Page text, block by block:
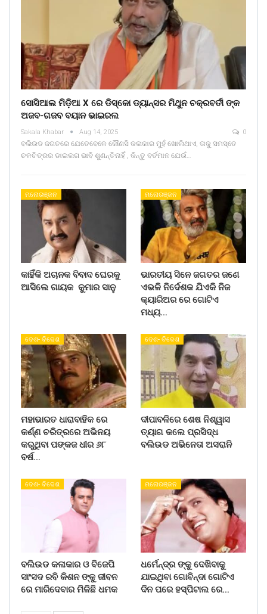
ସୋସିଆଲ ମିଡ଼ିଆ X ରେ ଡିସ୍କୋ ଡ୍ୟାନ୍ସର ମିଥୁନ ଚକ୍ରବର୍ତୀ ଙ୍କ
ଅଜବ-ଗଜବ ବୟାନ ଭାଇରଲ
Sakala Khabar Aug 14, 2025 0
ବଲିଉଡ ଜଗତରେ ଯେତେବେଳେ କୌଣସି କଳାକାର ମୁହଁ ଖୋଲିଥାଏ, ତାକୁ ସମସ୍ତେ
ଚଳଚିତ୍ରର ଡାଇଲଗ ଭାବି ଶୁଣନ୍ତିନାହିଁ , କିନ୍ତୁ ବର୍ତମାନ ଯେଉଁ…
ମନୋରଞ୍ଜନ
କାହିଁକି ଅଚାନକ ବିବାଦ ଘେରକୁ
ଆସିଲେ ଗାୟକ କୁମାର ସାନୁ
ମନୋରଞ୍ଜନ
ଭାରତୀୟ ସିନେ ଜଗତର ଜଣେ
ଏଭଳି ନିର୍ଦେଶକ ଯିଏକି ନିଜ
କ୍ୟାରିଅର ରେ ଗୋଟିଏ
ମଧ୍ୟ…
ଦେଶ- ବିଦେଶ
ମହାଭାରତ ଧାରାବାହିକ ରେ
କର୍ଣ୍ଣ ଚରିତ୍ରରେ ଅଭିନୟ
କରୁଥିବା ପଙ୍କଜ ଧୀର ୬୮
ବର୍ଷ…
ଦେଶ- ବିଦେଶ
ଦୀପାବଳିରେ ଶେଷ ନିଶ୍ୱାସ
ତ୍ୟାଗ କଲେ ପ୍ରସିଦ୍ଧ
ବଲିଉଡ ଅଭିନେତା ଅସରାନି
ଦେଶ- ବିଦେଶ
ବଲିଉଡ କଳାକାର ଓ ବିଜେପି
ସାଂସଦ ରବି କିଶନ ଙ୍କୁ ଜୀବନ
ରେ ମାରିଦେବାର ମିଳିଛି ଧମକ
ମନୋରଞ୍ଜନ
ଧର୍ମେନ୍ଦ୍ର ଙ୍କୁ ଦେଖିବାକୁ
ଯାଇଥିବା ଗୋବିନ୍ଦା ଗୋଟିଏ
ଦିନ ପରେ ହସ୍ପିଟାଲ ରେ…